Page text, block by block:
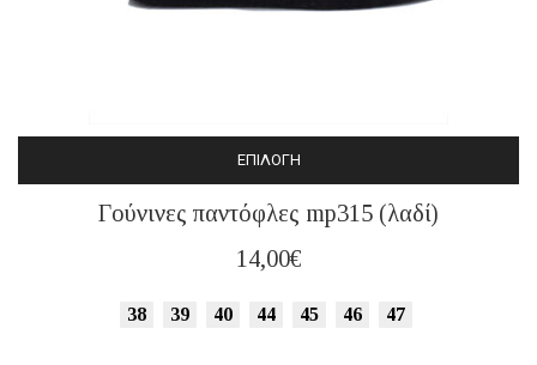
ΕΠΙΛΟΓΉ
το
προϊόν
πολλαπλές
Γούνινες παντόφλες mp315 (λαδί)
14,00€
38 39 40 44 45 46 47